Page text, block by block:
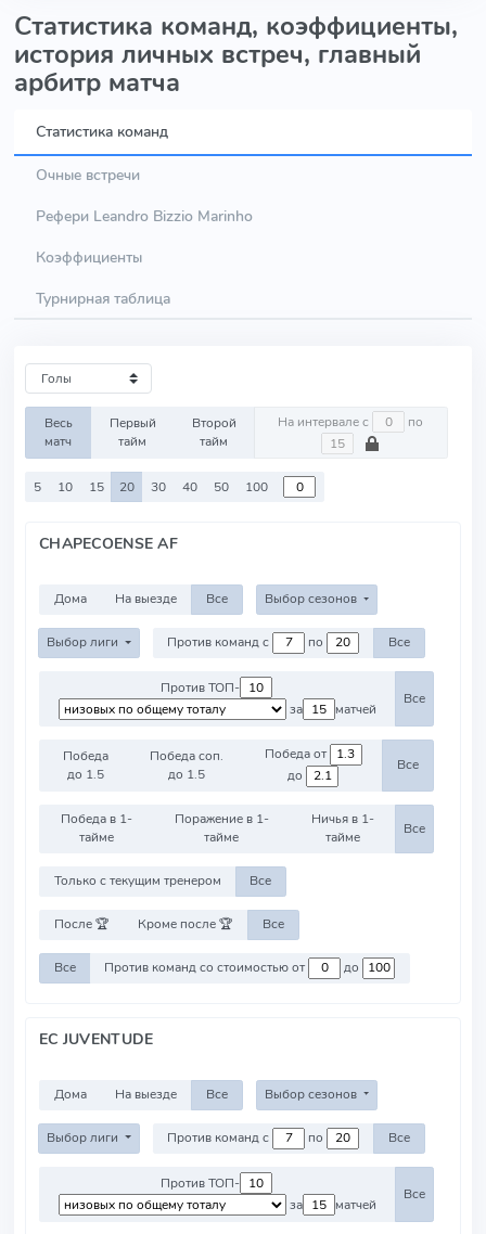
Статистика команд, коэффициенты,
история личных встреч, главный
арбитр матча
Статистика команд
Очные встречи
Рефери Leandro Bizzio Marinho
Коэффициенты
Турнирная таблица
Весь
матч
Первый
тайм
Второй
тайм
На интервале с по
5 10 15 20 30 40 50 100
CHAPECOENSE AF
Дома На выезде Все Выбор сезонов
Выбор лиги Против команд с по Все
Против ТОП-
за
матчей
Все
Победа
до 1.5
Победа соп.
до 1.5
Победа от
до
Все
Победа в 1-
тайме
Поражение в 1-
тайме
Ничья в 1-
тайме
Все
Только с текущим тренером Все
После 🏆 Кроме после 🏆 Все
Все Против команд со стоимостью от до
EC JUVENTUDE
Дома На выезде Все Выбор сезонов
Выбор лиги Против команд с по Все
Против ТОП-
за
матчей
Все